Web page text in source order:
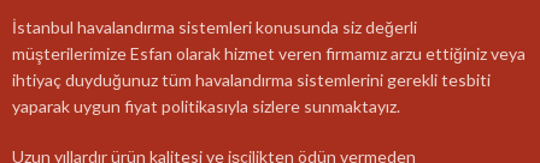
İstanbul havalandırma sistemleri konusunda siz değerli
müşterilerimize Esfan olarak hizmet veren firmamız arzu ettiğiniz veya
ihtiyaç duyduğunuz tüm havalandırma sistemlerini gerekli tesbiti
yaparak uygun fiyat politikasıyla sizlere sunmaktayız.
Uzun yıllardır ürün kalitesi ve işçilikten ödün vermeden